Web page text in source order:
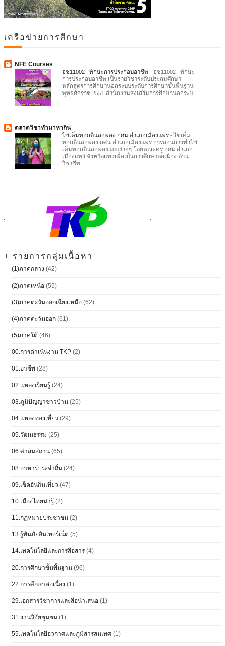
เครือข่ายการศึกษา
NFE Courses
อช11002 : ทักษะการประกอบอาชีพ - อช11002 : ทักษะ
การประกอบอาชีพ เป็นรายวิชาระดับประถมศึกษา
หลักสูตรการศึกษานอกระบบระดับการศึกษาขั้นพื้นฐาน
พุทธศักราช 2551 สำนักงานส่งเสริมการศึกษานอกระบ...
ตลาดวิชาทำมาหากิน
ไข่เค็มพอกดินสอพอง กศน.อำเภอเมืองแพร่ -ไข่เค็ม
พอกดินสอพอง กศน.อำเภอเมืองแพร่ การสอนการทำไข่
เค็มพอกดินสอพองแบบง่ายๆ โดยคณะครู กศน.อำเภอ
เมืองแพร่ จังหวัดแพร่เพื่อเป็นการศึกษาต่อเนื่อง ด้าน
วิชาชีพ...
+ รายการกลุ่มเนื้อหา
(1)ภาคกลาง (42)
(2)ภาคเหนือ (55)
(3)ภาคตะวันออกเฉียงเหนือ (62)
(4)ภาคตะวันออก (61)
(5)ภาคใต้ (46)
00.การดำเนินงาน TKP (2)
01.อาชีพ (28)
02.แหล่งเรียนรู้ (24)
03.ภูมิปัญญาชาวบ้าน (25)
04.แหล่งท่องเที่ยว (29)
05.วัฒนธรรม (25)
06.ศาสนสถาน (65)
08.อาหารประจำถิ่น (24)
09.เช็คอินกินเที่ยว (47)
10.เมืองไทยน่ารู้ (2)
11.กฏหมายประชาชน (2)
13.รู้ทันภัยอินเทอร์เน็ต (5)
14.เทคโนโลยีและการสื่อสาร (4)
20.การศึกษาขั้นพื้นฐาน (96)
22.การศึกษาต่อเนื่อง (1)
29.เอกสารวิชาการและสื่อนำเสนอ (1)
31.งานวิจัยชุมชน (1)
55.เทคโนโลยีอวกาศและภูมิสารสนเทศ (1)